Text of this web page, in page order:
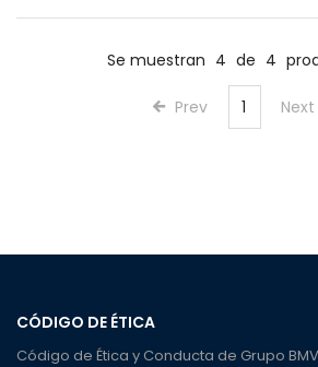
Se muestran 4 de 4
Prev 1 Next
CÓDIGO DE ÉTICA
Código de Ética y Conducta de Grupo BMV